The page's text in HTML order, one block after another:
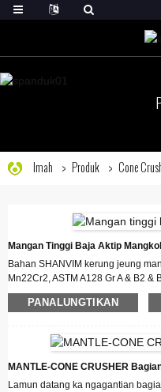
Imah Produk Cone
Mangan Tinggi Baja Aktip
Bahan SHANVIM kerung jeung
Mn22Cr2, ASTM A128 Gr A & B2 &
2, SABS 407 Tipe 60, GX2, GX2
SABS 407 Tipe 5
husus, SHANVIM congcot mantel
leuwih panjang batan
PANALUNGTIKAN
MANTLE-CONE CRUSHER
Lamun datang ka ngagantian